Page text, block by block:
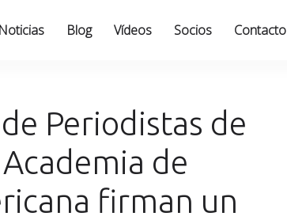
Noticias Blog Vídeos Socios Contacto
Periodistas de
de
firman un